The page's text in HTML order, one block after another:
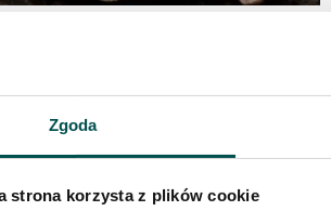
Zgoda
strona korzysta z plików cookie
kamień sprowadziliśmy aż z
wnętrzach. Finowie znani są ze